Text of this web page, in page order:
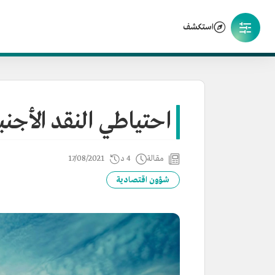
استكشف
احتياطي النقد
مقالة 4 د 17/08/2021
شؤون اقتصادية